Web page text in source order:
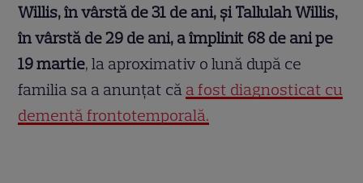
Willis, în vârstă de 31 de ani, și Tallulah Willis,
în vârstă de 29 de ani, a împlinit 68 de ani pe
19 martie, la aproximativ o lună după ce
familia sa a anunțat că a fost diagnosticat cu
demență frontotemporală.